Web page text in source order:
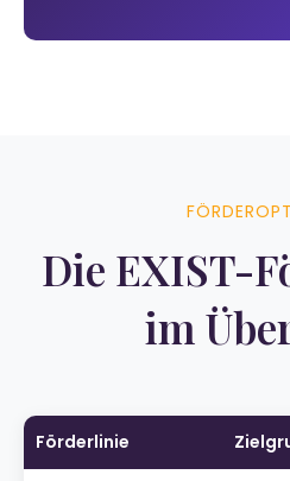
Die EXIST-
im
Förderlinie